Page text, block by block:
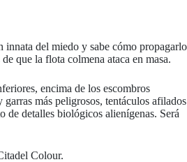
del miedo y sabe cómo propagarlo
que la flota colmena ataca en masa.
encima de los escombros
más peligrosos, tentáculos afilados
de detalles biológicos alienígenas. Será
Colour.